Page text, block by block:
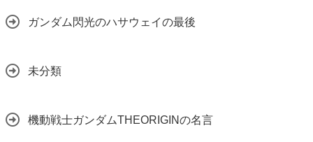
ガンダム閃光のハサウェイの最後
未分類
機動戦士ガンダムTHEORIGINの名言